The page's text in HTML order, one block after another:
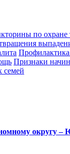
по охране
Признаки
семей
округу